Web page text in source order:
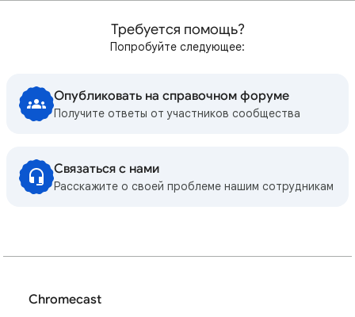
Требуется помощь?
Попробуйте следующее:
Опубликовать на справочном форуме
Получите ответы от участников сообщества
Связаться с нами
Расскажите о своей проблеме нашим сотрудникам
Chromecast